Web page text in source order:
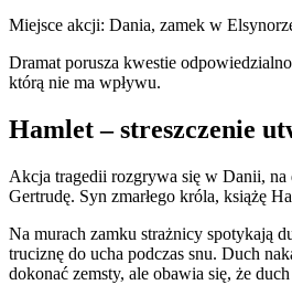
Miejsce akcji: Dania, zamek w
Dramat porusza kwestie
którą nie ma wpływu.
Hamlet – streszczenie
Akcja tragedii rozgrywa się w Danii, na
Gertrudę. Syn zmarłego króla, książę
Na murach zamku strażnicy spotykają
truciznę do ucha podczas snu. Duch
dokonać zemsty, ale obawia się, że